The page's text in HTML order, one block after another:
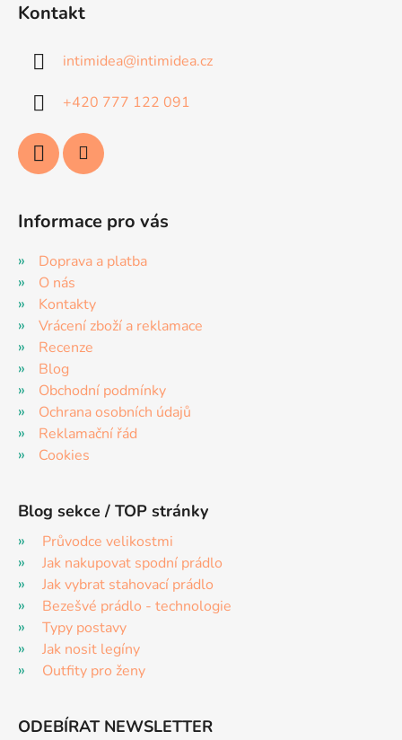
Kontakt
intimidea@intimidea.cz
+420 777 122 091
Informace pro vás
Doprava a platba
O nás
Kontakty
Vrácení zboží a reklamace
Recenze
Blog
Obchodní podmínky
Ochrana osobních údajů
Reklamační řád
Cookies
Blog sekce / TOP stránky
Průvodce velikostmi
Jak nakupovat spodní prádlo
Jak vybrat stahovací prádlo
Bezešvé prádlo - technologie
Typy postavy
Jak nosit legíny
Outfity pro ženy
ODEBÍRAT NEWSLETTER